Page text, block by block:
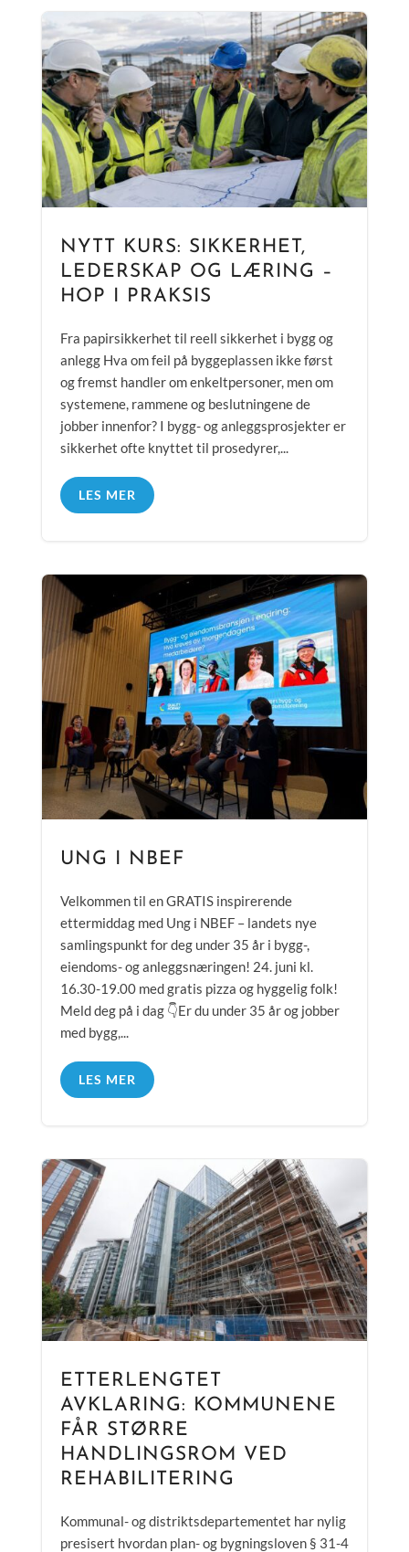
NYTT KURS: SIKKERHET,
LEDERSKAP OG LÆRING –
HOP I PRAKSIS
Fra papirsikkerhet til reell sikkerhet i bygg og
anlegg Hva om feil på byggeplassen ikke først
og fremst handler om enkeltpersoner, men om
systemene, rammene og beslutningene de
jobber innenfor? I bygg- og anleggsprosjekter er
sikkerhet ofte knyttet til prosedyrer,...
LES MER
UNG I NBEF
Velkommen til en GRATIS inspirerende
ettermiddag med Ung i NBEF – landets nye
samlingspunkt for deg under 35 år i bygg-,
eiendoms- og anleggsnæringen! 24. juni kl.
16.30-19.00 med gratis pizza og hyggelig folk!
Meld deg på i dag 👇Er du under 35 år og jobber
med bygg,...
LES MER
ETTERLENGTET
AVKLARING: KOMMUNENE
FÅR STØRRE
HANDLINGSROM VED
REHABILITERING
Kommunal- og distriktsdepartementet har nylig
presisert hvordan plan- og bygningsloven § 31-4